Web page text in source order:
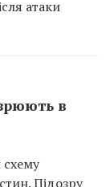
атаки
в
Підозру